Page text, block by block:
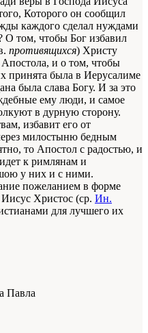
Которого он сообщил
каждого сделал нуждами
О том, чтобы Бог избавил
противящихся) Христу
и о том, чтобы
принята была в Иерусалиме
была слава Богу. И за это
ему люди, и самое
в дурную сторону.
избавит его от
милостыню бедным
то Апостол с радостью, и
к римлянам и
у них и с ними.
пожеланием в форме
Христос (ср. Ин.
для лучшего их
Павла